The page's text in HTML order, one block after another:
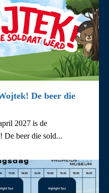
De beer die
2027 is de
beer die sold...